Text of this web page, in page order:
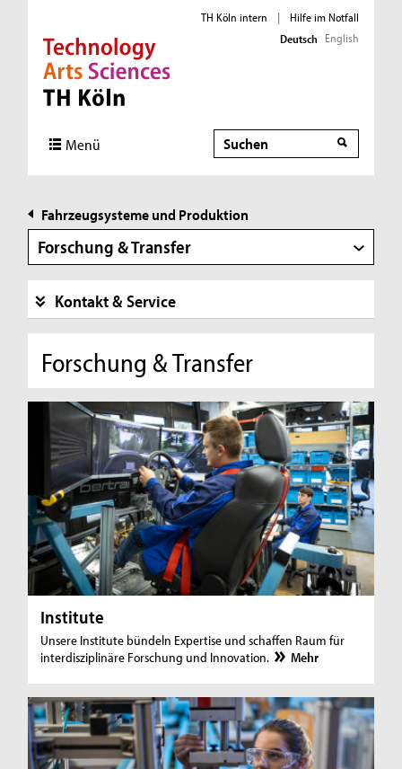
Direkt zur Hauptnavigation
Direkt zur Subnavigation
Direkt zum Inhalt
Direkt zum Fußbereich
TH Köln intern |
Hilfe im Notfall
Deutsch English
Menü Suche
Suche
Fahrzeugsysteme und Produktion
Forschung & Transfer
Kontakt & Service
Forschung & Transfer
Institute
Unsere Institute bündeln Expertise und schaffen Raum für
interdisziplinäre Forschung und Innovation.
Mehr